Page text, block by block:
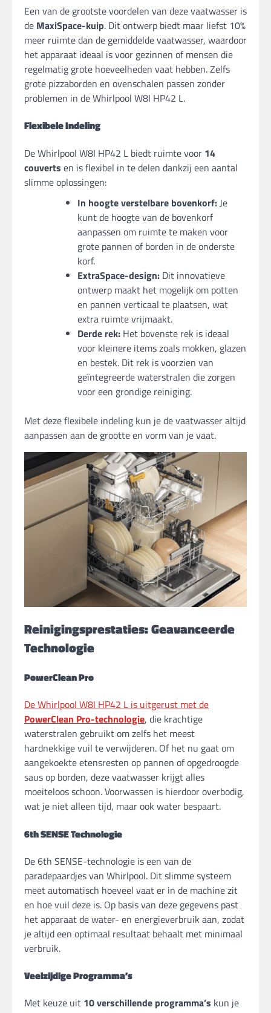
Een van de grootste voordelen van deze vaatwasser is
de MaxiSpace-kuip. Dit ontwerp biedt maar liefst 10%
meer ruimte dan de gemiddelde vaatwasser, waardoor
het apparaat ideaal is voor gezinnen of mensen die
regelmatig grote hoeveelheden vaat hebben. Zelfs
grote pizzaborden en ovenschalen passen zonder
problemen in de Whirlpool W8I HP42 L.
Flexibele Indeling
De Whirlpool W8I HP42 L biedt ruimte voor 14
couverts en is flexibel in te delen dankzij een aantal
slimme oplossingen:
In hoogte verstelbare bovenkorf: Je
kunt de hoogte van de bovenkorf
aanpassen om ruimte te maken voor
grote pannen of borden in de onderste
korf.
ExtraSpace-design: Dit innovatieve
ontwerp maakt het mogelijk om potten
en pannen verticaal te plaatsen, wat
extra ruimte vrijmaakt.
Derde rek: Het bovenste rek is ideaal
voor kleinere items zoals mokken, glazen
en bestek. Dit rek is voorzien van
geïntegreerde waterstralen die zorgen
voor een grondige reiniging.
Met deze flexibele indeling kun je de vaatwasser altijd
aanpassen aan de grootte en vorm van je vaat.
Reinigingsprestaties: Geavanceerde
Technologie
PowerClean Pro
De Whirlpool W8I HP42 L is uitgerust met de
PowerClean Pro-technologie, die krachtige
waterstralen gebruikt om zelfs het meest
hardnekkige vuil te verwijderen. Of het nu gaat om
aangekoekte etensresten op pannen of opgedroogde
saus op borden, deze vaatwasser krijgt alles
moeiteloos schoon. Voorwassen is hierdoor overbodig,
wat je niet alleen tijd, maar ook water bespaart.
6th SENSE Technologie
De 6th SENSE-technologie is een van de
paradepaardjes van Whirlpool. Dit slimme systeem
meet automatisch hoeveel vaat er in de machine zit
en hoe vuil deze is. Op basis van deze gegevens past
het apparaat de water- en energieverbruik aan, zodat
je altijd een optimaal resultaat behaalt met minimaal
verbruik.
Veelzijdige Programma’s
Met keuze uit 10 verschillende programma’s kun je